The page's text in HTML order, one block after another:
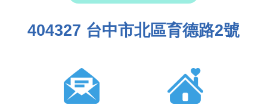
404327 台中市北區育德路2號